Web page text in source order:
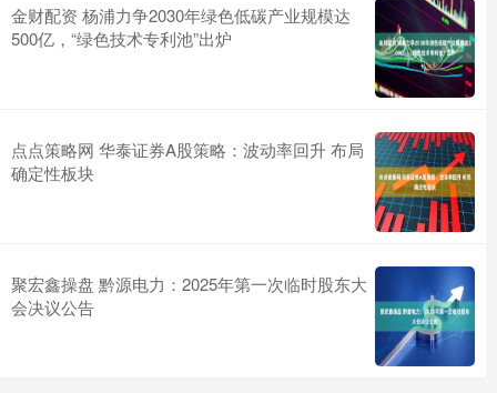
金财配资 杨浦力争2030年绿色低碳产业规模达
500亿，“绿色技术专利池”出炉
点点策略网 华泰证券A股策略：波动率回升 布局
确定性板块
聚宏鑫操盘 黔源电力：2025年第一次临时股东大
会决议公告